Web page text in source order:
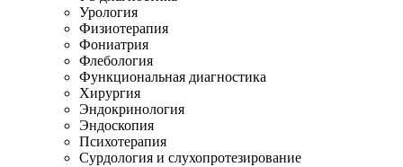
Урология
Физиотерапия
Фониатрия
Флебология
Функциональная диагностика
Хирургия
Эндокринология
Эндоскопия
Психотерапия
Сурдология и слухопротезирование